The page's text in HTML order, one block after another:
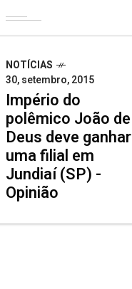
NOTÍCIAS
30, setembro, 2015
Império do
polêmico João de
Deus deve ganhar
uma filial em
Jundiaí (SP) -
Opinião